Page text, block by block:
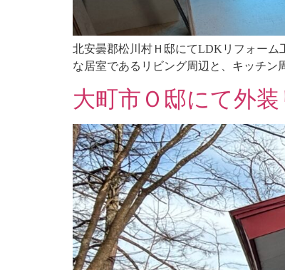
北安曇郡松川村Ｈ邸にてLDKリフォーム
な居室であるリビング周辺と、キッチ
大町市Ｏ邸にて外